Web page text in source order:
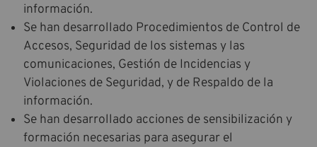
información.
Se han desarrollado Procedimientos de Control de
Accesos, Seguridad de los sistemas y las
comunicaciones, Gestión de Incidencias y
Violaciones de Seguridad, y de Respaldo de la
información.
Se han desarrollado acciones de sensibilización y
formación necesarias para asegurar el